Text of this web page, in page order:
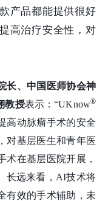
产品都能提供很好
高治疗安全性，对
长、中国医师协会神
教授表示：“UKnow®
高动脉瘤手术的安全
对基层医生和青年医
术在基层医院开展，
长远来看，AI技术将
有效的手术辅助，未